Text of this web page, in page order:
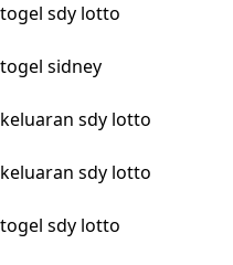
togel sdy lotto
togel sidney
keluaran sdy lotto
keluaran sdy lotto
togel sdy lotto